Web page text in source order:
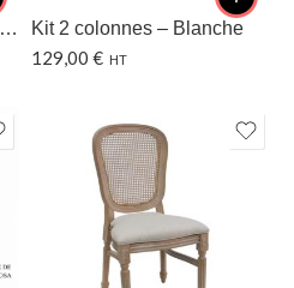
Lampe OR – Abat jour H40 CM Kit 2 colonnes – Blanche
129,00 € HT